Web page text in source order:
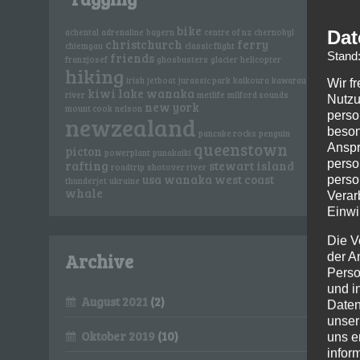
achental adrenaline bayern bike centre of nz chernobyl
chiemgau christchurch classic flight ferry
franzjosef friends ghosbusters glacier helicopter
hiking irish jetboat jurassic park kaikoura kawarau
river kiwi lake wanaka metlife milford sounds
mount cook nelson new york
newzealand pancake rocks penguin
picton powerplant punakaiki queenstown
rafting roadtrip shotover river stewart island
thunderjet ukraine usa wanaka west coast
whale
Archive
August 2021 (2)
Oktober 2019 (10)
Wir
Die
der
und
uns